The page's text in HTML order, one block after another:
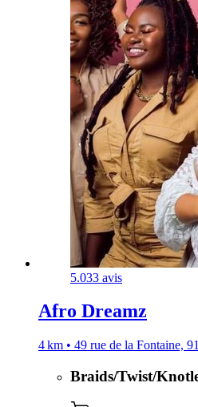
5.033 avis
Afro Dreamz
4 km • 49 rue de la Fontaine,
Braids/Twist/